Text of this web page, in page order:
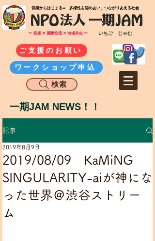
​音楽からはじまる∞ 多様性を認めあい、つながりあえる社会
〜 音楽 ✕ 国際交流 ✕ 地域共生 〜 いちご じゃむ
ご支援のお願い
ワークショップ申込
検索
一期JAM NEWS！！
記事
2019/08/09 KaMiNG
SINGULARITY-aiが神にな
った世界＠渋谷ストリー
ム
2019年8月9日